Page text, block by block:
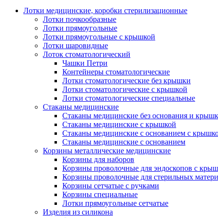
Лотки медицинские, коробки стерилизационные
Лотки почкообразные
Лотки прямоугольные
Лотки прямоугольные с крышкой
Лотки шаровидные
Лоток стоматологический
Чашки Петри
Контейнеры стоматологические
Лотки стоматологические без крышки
Лотки стоматологические с крышкой
Лотки стоматологические специальные
Стаканы медицинские
Стаканы медицинские без основания и
Стаканы медицинские с крышкой
Стаканы медицинские с основанием с
Стаканы медицинские с основанием
Корзины металлические медицинские
Корзины для наборов
Корзины проволочные для эндоскопов с
Корзины проволочные для стерильных
Корзины сетчатые с ручками
Корзины специальные
Лотки прямоугольные сетчатые
Изделия из силикона